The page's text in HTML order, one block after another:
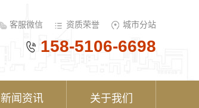
客服微信 资质荣誉 城市分站
158-5106-6698
新闻资讯 关于我们